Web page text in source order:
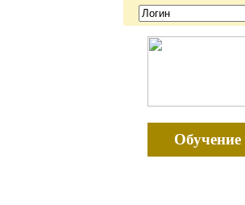
Обучение